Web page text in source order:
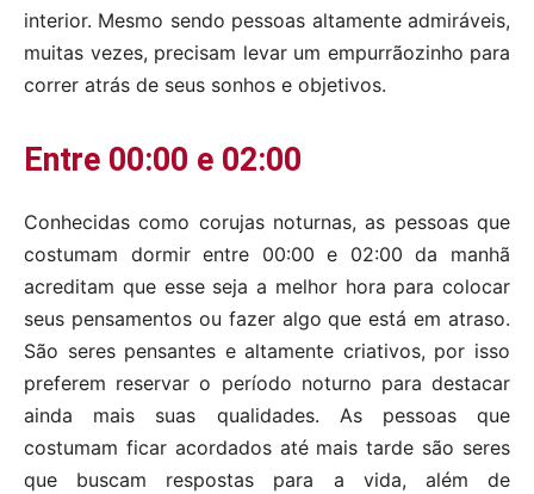
interior. Mesmo sendo pessoas altamente admiráveis,
muitas vezes, precisam levar um empurrãozinho para
correr atrás de seus sonhos e objetivos.
Entre 00:00 e 02:00
Conhecidas como corujas noturnas, as pessoas que
costumam dormir entre 00:00 e 02:00 da manhã
acreditam que esse seja a melhor hora para colocar
seus pensamentos ou fazer algo que está em atraso.
São seres pensantes e altamente criativos, por isso
preferem reservar o período noturno para destacar
ainda mais suas qualidades. As pessoas que
costumam ficar acordados até mais tarde são seres
que buscam respostas para a vida, além de